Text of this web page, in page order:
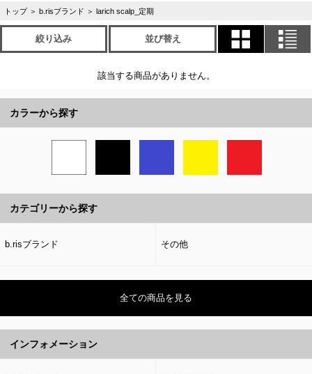
トップ ＞ b.risブランド ＞ larich scalp_定期
絞り込み 並び替え
該当する商品がありません。
カラーから探す
カテゴリーから探す
b.risブランド その他
全ての商品を見る
インフォメーション